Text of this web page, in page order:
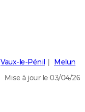
Vaux-le-Pénil
Melun
Mise à jour le 03/04/26